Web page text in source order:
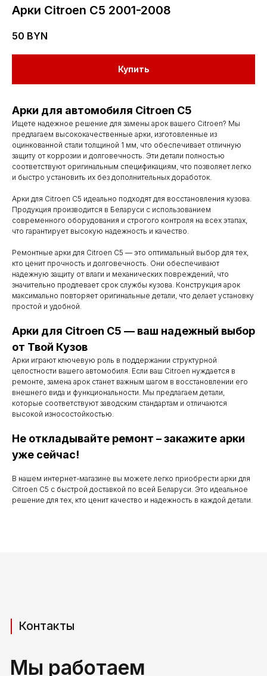
Арки Citroen C5 2001-2008
50 BYN
Купить
Арки для автомобиля Citroen C5
Ищете надежное решение для замены арок вашего Citroen? Мы
предлагаем высококачественные арки, изготовленные из
оцинкованной стали толщиной 1 мм, что обеспечивает отличную
защиту от коррозии и долговечность. Эти детали полностью
соответствуют оригинальным спецификациям, что позволяет легко
и быстро установить их без дополнительных доработок.
Арки для Citroen C5 идеально подходят для восстановления кузова.
Продукция производится в Беларуси с использованием
современного оборудования и строгого контроля на всех этапах,
что гарантирует высокую надежность и качество.
Ремонтные арки для Citroen C5 — это оптимальный выбор для тех,
кто ценит прочность и долговечность. Они обеспечивают
надежную защиту от влаги и механических повреждений, что
значительно продлевает срок службы кузова. Конструкция арок
максимально повторяет оригинальные детали, что делает установку
простой и удобной.
Арки для Citroen C5 — ваш надежный выбор
от Твой Кузов
Арки играют ключевую роль в поддержании структурной
целостности вашего автомобиля. Если ваш Citroen нуждается в
ремонте, замена арок станет важным шагом в восстановлении его
внешнего вида и функциональности. Мы предлагаем детали,
которые соответствуют заводским стандартам и отличаются
высокой износостойкостью.
Не откладывайте ремонт – закажите арки
уже сейчас!
В нашем интернет-магазине вы можете легко приобрести арки для
Citroen C5 с быстрой доставкой по всей Беларуси. Это идеальное
решение для тех, кто ценит качество и надежность в каждой детали.
Контакты
+37529 231 88 27
Адрес производства (самовывоз)
г. Береза, ул Свердлова 165ж
Мы работаем
с понедельника
по субботу с 9.00
до 20.00